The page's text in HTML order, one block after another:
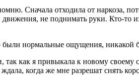
Сначала отходила от наркоза,
движения, не поднимать руки. Кто-то
были нормальные ощущения, никакой
как я привыкала к новому
когда же мне разрешат снять